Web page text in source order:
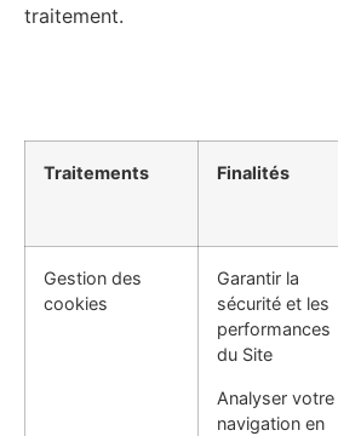
traitement.
Traitements Finalités
Gestion des
cookies
Garantir la
sécurité et les
performances
du Site
Analyser votre
navigation en